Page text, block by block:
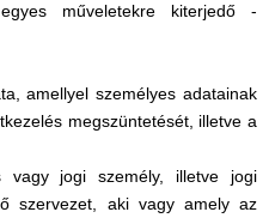
műveletekre kiterjedő -
amellyel személyes adatainak
megszüntetését, illetve a
vagy jogi személy, illetve jogi
szervezet, aki vagy amely az